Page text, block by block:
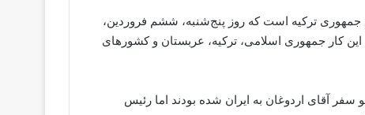
ترکیه است که روز پنج‌شنبه، ششم فروردین،
این کار جمهوری اسلامی، ترکیه، عربستان و کشورهای
آقای اردوغان به ایران شده بودند اما رئیس